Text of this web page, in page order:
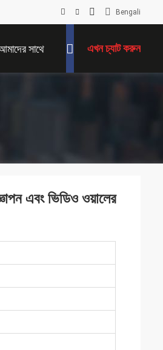
Bengali
সাথে এখন চ্যাট করুন
এবং ভিডিও ওয়ালের